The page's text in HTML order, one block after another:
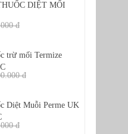
DIỆT MỐI
đ
trừ mối Termize
đ
Diệt Muỗi Perme UK
đ